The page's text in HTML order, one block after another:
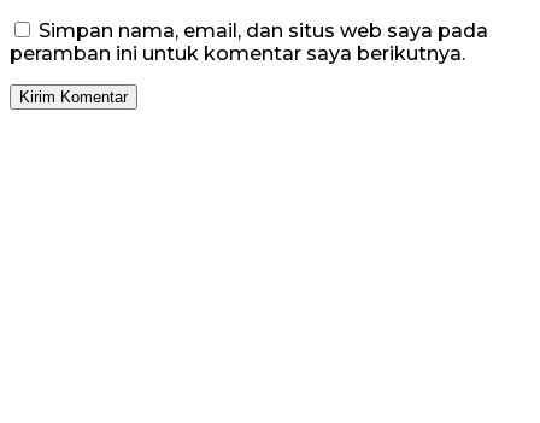
Simpan nama, email, dan situs web saya pada
peramban ini untuk komentar saya berikutnya.